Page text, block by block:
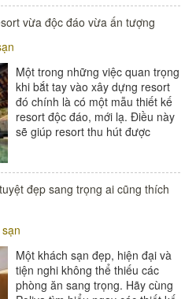
#thiết bị buồng phòng
vừa độc đáo vừa ấn tượng
Một trong những việc quan trọng
khi bắt tay vào xây dựng resort
đó chính là có một mẫu thiết kế
resort độc đáo, mới lạ. Điều này
sẽ giúp resort thu hút được
#ghế công viên
đẹp sang trọng ai cũng thích
Một khách sạn đẹp, hiện đại và
tiện nghi không thể thiếu các
phòng ăn sang trọng. Hãy cùng